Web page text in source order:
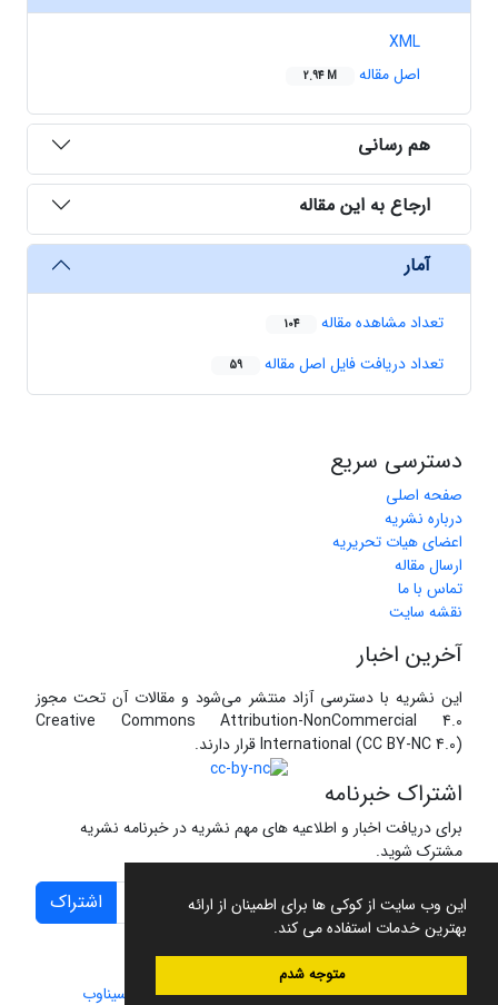
این وب سایت از کوکی ها برای اطمینان از ارائه
بهترین خدمات استفاده می کند.
متوجه شدم
XML
اصل مقاله
2.94 M
هم رسانی
ارجاع به این مقاله
آمار
تعداد مشاهده مقاله 104
تعداد دریافت فایل اصل مقاله 59
دسترسی سریع
صفحه اصلی
درباره نشریه
اعضای هیات تحریریه
ارسال مقاله
تماس با ما
نقشه سایت
آخرین اخبار
این نشریه با دسترسی آزاد منتشر می‌شود و مقالات آن تحت مجوز
Creative Commons Attribution-NonCommercial 4.0
International (CC BY-NC 4.0) قرار دارند.
اشتراک خبرنامه
برای دریافت اخبار و اطلاعیه های مهم نشریه در خبرنامه نشریه
مشترک شوید.
اشتراک
سامانه مدیریت نشریات علمی.طراحی و پیاده سازی از سیناوب